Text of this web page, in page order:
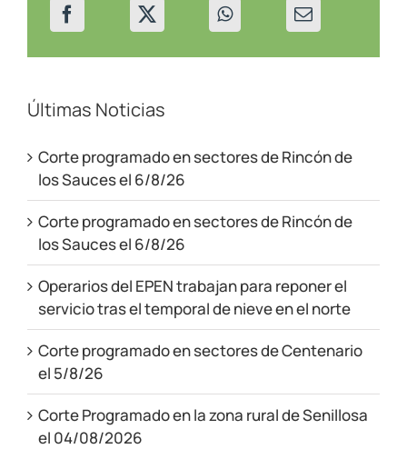
Últimas Noticias
Corte programado en sectores de Rincón de
los Sauces el 6/8/26
Corte programado en sectores de Rincón de
los Sauces el 6/8/26
Operarios del EPEN trabajan para reponer el
servicio tras el temporal de nieve en el norte
Corte programado en sectores de Centenario
el 5/8/26
Corte Programado en la zona rural de Senillosa
el 04/08/2026